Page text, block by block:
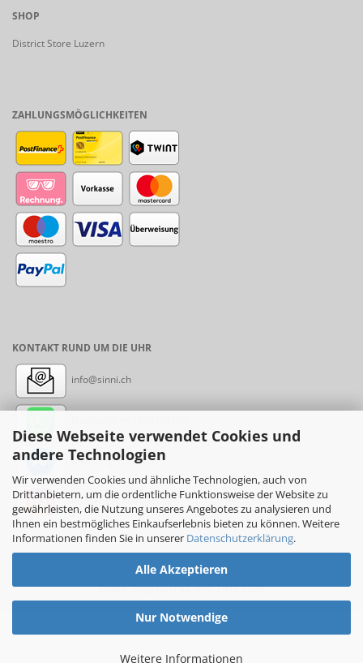
Diese Webseite verwendet Cookies und
andere Technologien
Wir verwenden Cookies und ähnliche Technologien, auch von
Drittanbietern, um die ordentliche Funktionsweise der Website zu
gewährleisten, die Nutzung unseres Angebotes zu analysieren und
Ihnen ein bestmögliches Einkaufserlebnis bieten zu können. Weitere
Informationen finden Sie in unserer Datenschutzerklärung.
Alle Akzeptieren
Nur Notwendige
Weitere Informationen
SHOP
District Store Luzern
ZAHLUNGSMÖGLICHKEITEN
KONTAKT RUND UM DIE UHR
info@sinni.ch
Messenger: sinni.ch
Instagram: sinni_ch
Online-Shopby sinni.ch © 2017-2026